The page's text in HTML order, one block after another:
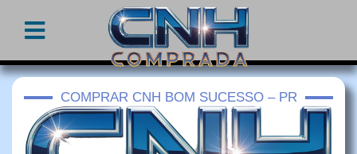
COMPRAR CNH BOM SUCESSO – PR